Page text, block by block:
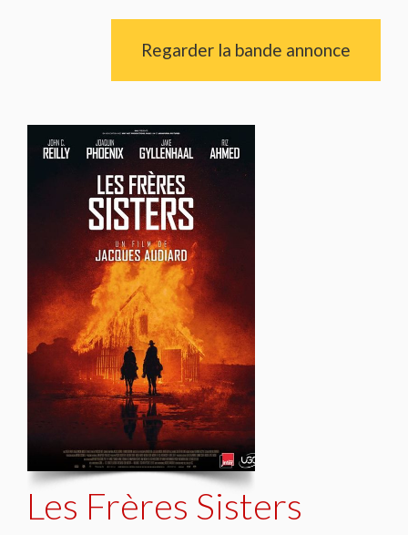
Regarder la bande annonce
Les Frères Sisters